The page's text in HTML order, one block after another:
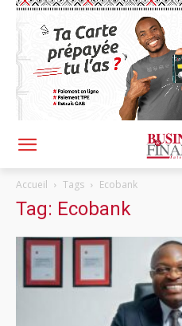
Accueil Tags Ecobank
Tag: Ecobank